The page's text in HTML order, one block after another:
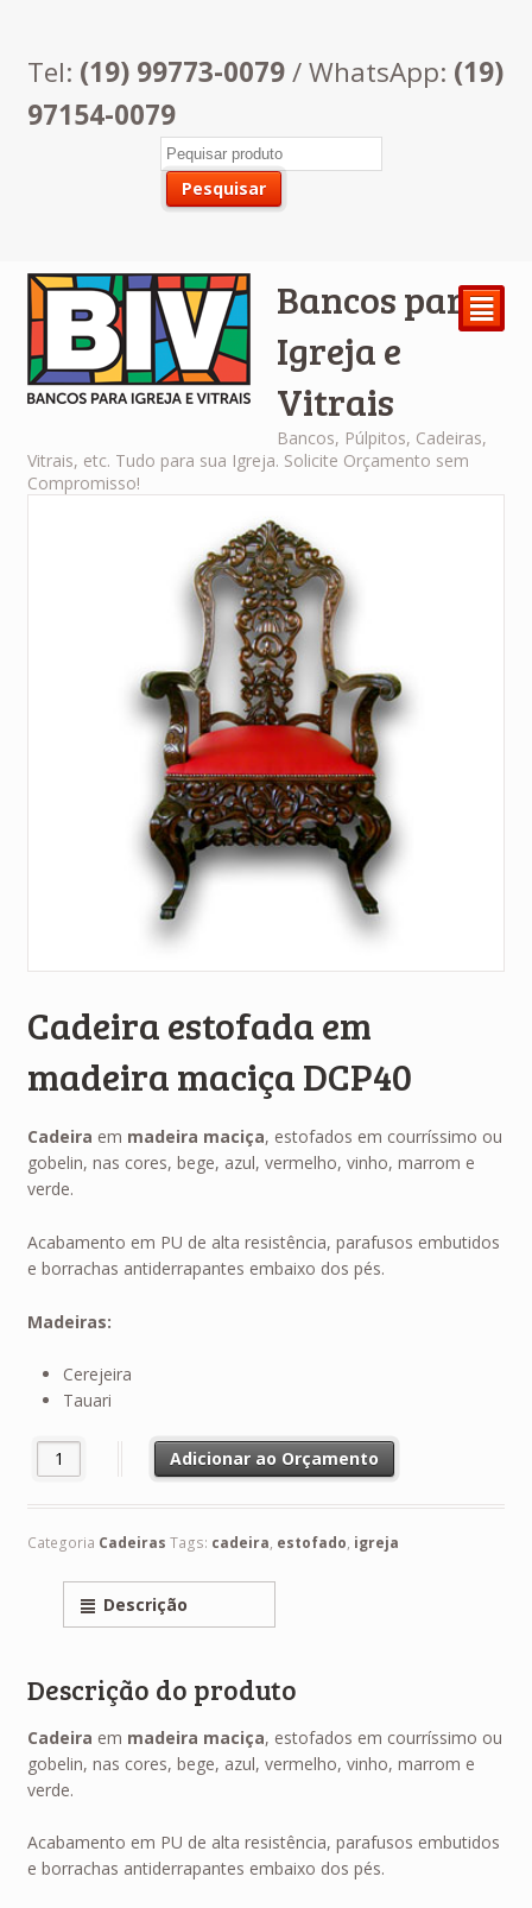
Tel: (19) 99773-0079/ WhatsApp: (19)
97154-0079
Bancos para
Igreja e
Vitrais
Bancos, Púlpitos, Cadeiras,
Vitrais, etc. Tudo para sua Igreja. Solicite Orçamento sem
Compromisso!
²
Cadeira estofada em
madeira maciça DCP40
Cadeira em madeira maciça, estofados em courríssimo ou
gobelin, nas cores, bege, azul, vermelho, vinho, marrom e
verde.
Acabamento em PU de alta resistência, parafusos embutidos
e borrachas antiderrapantes embaixo dos pés.
Madeiras:
Cerejeira
Tauari
Adicionar ao Orçamento
Categoria Cadeiras Tags: cadeira, estofado, igreja
Descrição
Descrição do produto
Cadeira em madeira maciça, estofados em courríssimo ou
gobelin, nas cores, bege, azul, vermelho, vinho, marrom e
verde.
Acabamento em PU de alta resistência, parafusos embutidos
e borrachas antiderrapantes embaixo dos pés.